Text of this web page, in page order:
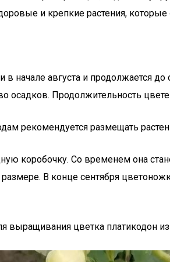
и крепкие растения,
начале августа и продолжается
осадков. Продолжительность
рекомендуется размещать
коробочку. Со временем она
В конце сентября
выращивания цветка платикодон